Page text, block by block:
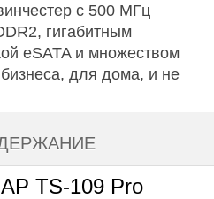
с 500 МГц
гигабитным
eSATA и множеством
для дома, и не
TS-109 Pro